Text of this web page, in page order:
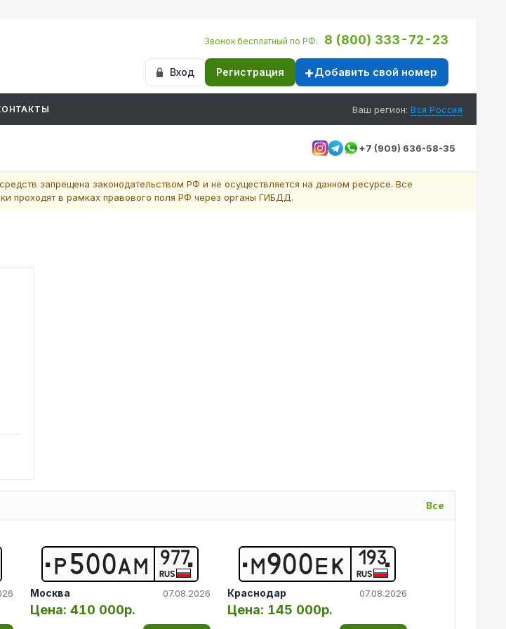
Звонок бесплатный по РФ: 8 (800) 333-72-23
Вход Регистрация Добавить свой номер
Ваш регион: Вся Россия
+7 (909) 636-58-35
запрещена законодательством РФ и не осуществляется на данном ресурсе. Все
проходят в рамках правового поля РФ через органы ГИБДД.
Все
Р500АМ 977
RUS
Москва 07.08.2026
Цена: 410 000р.
М900ЕК 193
RUS
Краснодар 07.08.2026
Цена: 145 000р.